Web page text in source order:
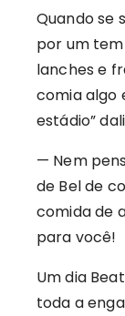
Quando se
por um
lanches e
comia algo
estádio”
— Nem
de Bel de
comida de
para você!
Um dia
toda a